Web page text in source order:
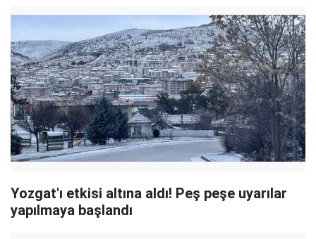
Yozgat'ı etkisi altına aldı! Peş peşe uyarılar
yapılmaya başlandı